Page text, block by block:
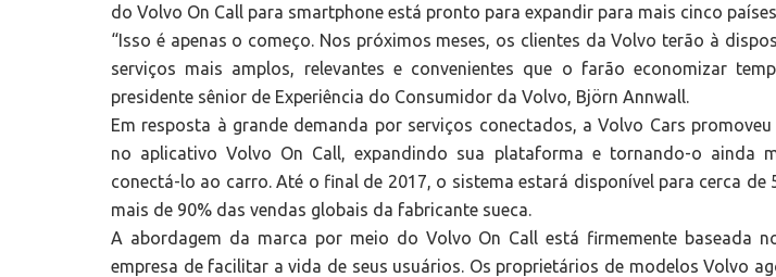
do Volvo On Call para smartphone está pronto para expandir para mais cinco
“Isso é apenas o começo. Nos próximos meses, os clientes da Volvo terão à
serviços mais amplos, relevantes e convenientes que o farão economizar
presidente sênior de Experiência do Consumidor da Volvo, Björn Annwall.
Em resposta à grande demanda por serviços conectados, a Volvo Cars
no aplicativo Volvo On Call, expandindo sua plataforma e tornando-o ainda
conectá-lo ao carro. Até o final de 2017, o sistema estará disponível para cerca de
mais de 90% das vendas globais da fabricante sueca.
A abordagem da marca por meio do Volvo On Call está firmemente baseada
empresa de facilitar a vida de seus usuários. Os proprietários de modelos Volvo